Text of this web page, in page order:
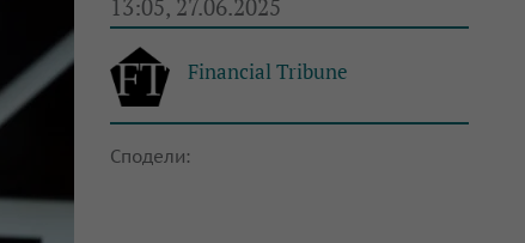
13:05, 27.06.2025
Financial Tribune
Сподели: